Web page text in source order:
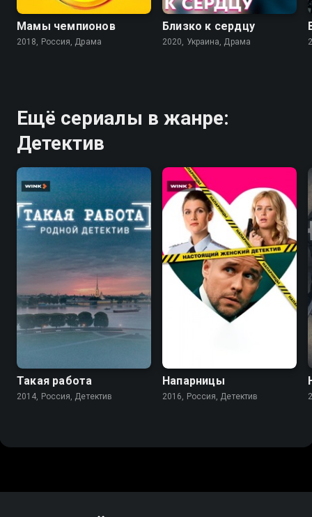
Мамы чемпионов
2018, Россия, Драма
Близко к сердцу
2020, Украина, Драма
Ещё сериалы в жанре:
Детектив
Такая работа
2014, Россия, Детектив
Напарницы
2016, Россия, Детектив